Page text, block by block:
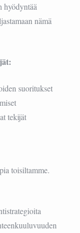
hyödyntää
nämä
suoritukset
tekijät
toisiltamme.